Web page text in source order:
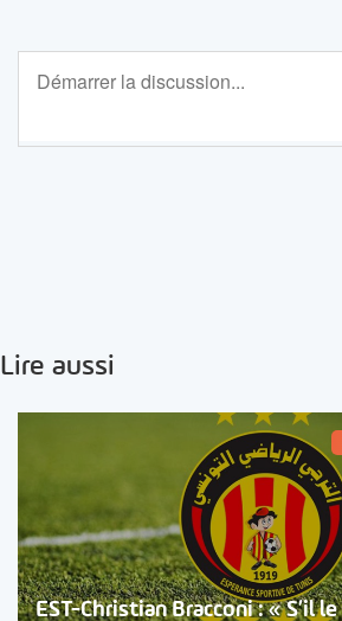
Lire aussi
EST-Christian Bracconi : « S’il